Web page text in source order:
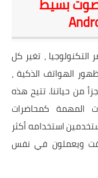
، تغير كل
الهواتف الذكية ،
من حياتنا. تتيح هذه
المهمة كمحاضرات
استخدامه أكثر
ويعملون في نفس